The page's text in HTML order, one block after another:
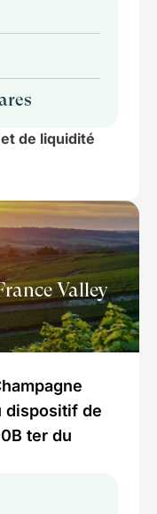
de liquidité
Valley
dispositif de
ter du